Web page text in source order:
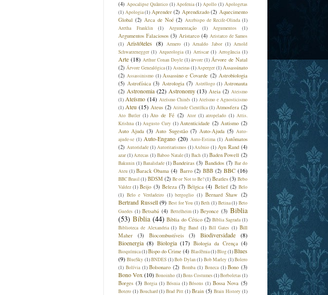
(4) Apocalipse Quântico (1) Apofenia (1) Apollo (1) Apologetas
(1) Apologia(1) Aprender (2) Aprendizado (2) Aquecimento
Global (2) Arca de Noé (2) Arcebispo de Recife-Olinda (1)
Aretha Franklin
(1) Argumentação (1) Argumentos (1)
Argumentos Falaciosos (3) Aristarco (4) Aristarco de Samos
(1) Aristóteles (8) Armero (1) Arnaldo Jabor (1) Arnold
Schwarzenegger (1) Arqueologia (1) Arriscar (1) Arrogância (1)
Arte (18) Arthur Conan Doyle (1) árvore (1) Árvore de Natal
(2) Árvore Genealógica(1) Asneiras(1)Asperger (1)Assassinato
(2) Assassinismo (1) Assassino e Covarde (2) Astrobiologia
(5) Astrofísica (3) Astrologia (7) Astrólogo (1) Astronauta
(2) Astronomia (22) Astronomy (13) Ateia (2) Ateismo
(1) Ateísmo (14) Ateísmo Chinês (1) Ateísmo e Agnosticismo
(1) Ateu (15) Ateus (2) Atitude Científica (1) Atmosfera (2)
Ato Butler (1) Ato de Fé (2) Ator (1) atropelado (1) Attis.
Krishna (1) Augusto Cury (1) Autenticidade (2) Autismo (2)
Auto Ajuda (3) Auto Sugestão (7) Auto-Ajuda (5) Auto-
ajude-se (1) Auto-Engano (20) Auto-Estima (1) Autômatos
(2) Autoridade (1) Autoritarismos (1) Axônio (1) Ayn Rand (4)
azar (1) Aztecas (1) Baboo Natale (1) Bach (1) Baden Powell (2)
Bakunin (1) Banalidade (1) Bandeiras (3) Bandidos (7) Bar do
Ateu (1) Barack Obama (4) Barro (2) BBB (2) BBC (16)
BBC Brasil (1) BDSM (2) Be or Not to Be?(1) Beatles (3) Bebo
Valdez (1) Beijo (3) Beleza (7) Bélgica (4) Belief (2) Belo
(1) Belo e Verdadeiro (1) bergoglio (1) Bernard Shaw (2)
Bertrand Russell (9) Best for You (1) Beth (1) Betina (1) Beto
Guedes (1) Betsabá (4) Bettelheim (1) Beyonce (3) Biblia
(53) Bíblia (44) Bíblia do Cético (2) Bíblia Sagrada (1)
Biblioteca de Alexandria (1) Big Band (1) Bill Gates (1) Bill
Maher
(3) Biocombustíveis (3) Biodiversidade
(8)
Bioenergia (8) Biologia (17) Biologia da Crença (4)
Bioquímica(1)Bispo do Crime (4) Blasfêmia(1)Blog(1)Blues
(9) BlueSky (1)BNDES (1)Bob Dylan(1) Bob Marley (1)Bolero
(1) Bolívia (1) Bolsonaro (2) Bomba (1) Boneca (1) Bono (3)
Bono Vox (10) Bonoinho (1)Bons Costumes(1)Borboletas(1)
Borges (3) Borgia (1) Bósnia (1) Bósons (1) Bossa Nova (5)
Botero (1) Bouchard (1) Brad Pitt (1) Brain (5) Brain History (1)